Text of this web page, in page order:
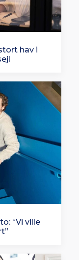
hav i
“Vi ville